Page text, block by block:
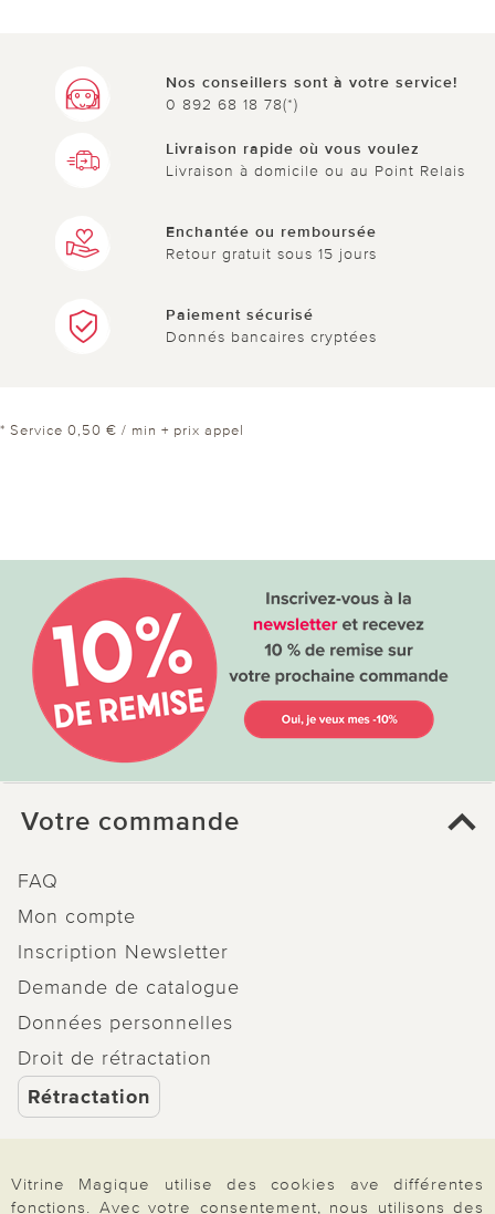
Nos conseillers sont à votre service!
0 892 68 18 78(*)
Livraison rapide où vous voulez
Livraison à domicile ou au Point Relais
Enchantée ou remboursée
Retour gratuit sous 15 jours
Paiement sécurisé
Donnés bancaires cryptées
* Service 0,50 € / min + prix appel
Votre commande
FAQ
Mon compte
Inscription Newsletter
Demande de catalogue
Données personnelles
Droit de rétractation
Rétractation
Vitrine Magique utilise des cookies ave différentes
fonctions. Avec votre consentement, nous utilisons des